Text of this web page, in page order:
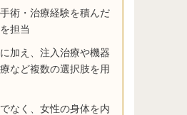
術・治療経験を積んだ
担当
加え、注入治療や機器
など複数の選択肢を用
なく、女性の身体を内